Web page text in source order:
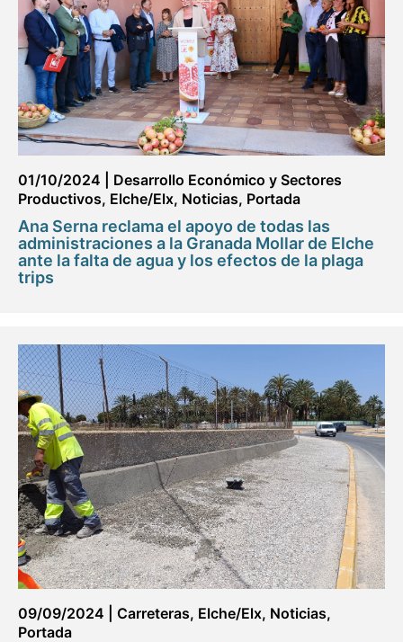
01/10/2024
Desarrollo Económico y Sectores
Productivos, Elche/Elx, Noticias, Portada
Ana Serna reclama el apoyo de todas las
administraciones a la Granada Mollar de Elche
ante la falta de agua y los efectos de la plaga
trips
09/09/2024 Carreteras, Elche/Elx, Noticias,
Portada